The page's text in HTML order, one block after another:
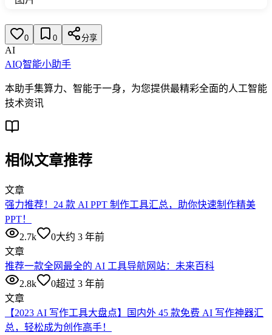
0 0 分享
AI
AIQ智能小助手
本助手集算力、智能于一身，为您提供最精彩全面的人工智能
技术资讯
相似文章推荐
文章
强力推荐！24 款 AI PPT 制作工具汇总，助你快速制作精美
PPT！
2.7k
0大约 3 年前
文章
推荐一款全网最全的 AI 工具导航网站：未来百科
2.8k
0超过 3 年前
文章
【2023 AI 写作工具大盘点】国内外 45 款免费 AI 写作神器汇
总，轻松成为创作高手！